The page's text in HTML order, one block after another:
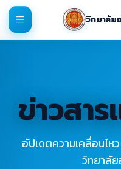
วิทยาลัย
ข่าวสา
อัปเดตความเคลื่อนไห
วิทยาลั